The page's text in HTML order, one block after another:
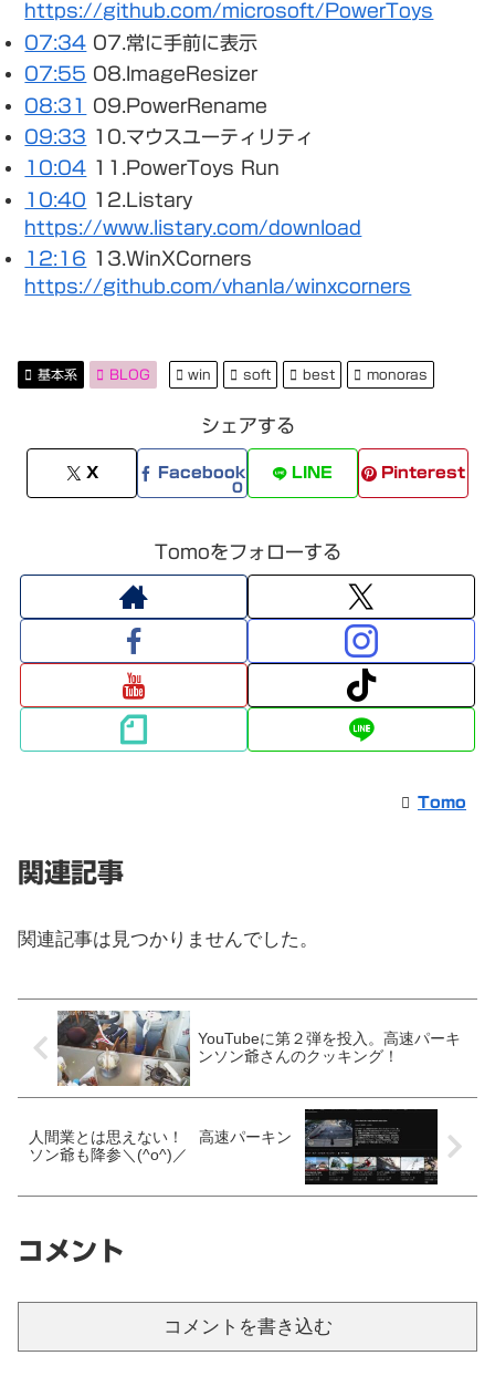
https://github.com/microsoft/PowerToys
07:34 07.常に手前に表示
07:55 08.ImageResizer
08:31
09.PowerRename
09:33 10.マウスユーティリティ
10:04 11.PowerToys Run
10:40 12.Listary
https://www.listary.com/download
12:16 13.WinXCorners
https://github.com/vhanla/winxcorners
基本系 BLOG win soft best monoras
シェアする
X Facebook
0
LINE Pinterest
Tomoをフォローする
Tomo
関連記事
関連記事は見つかりませんでした。
YouTubeに第２弾を投入。高速パーキ
ンソン爺さんのクッキング！
人間業とは思えない！ 高速パーキン
ソン爺も降参＼(^o^)／
コメント
コメントを書き込む